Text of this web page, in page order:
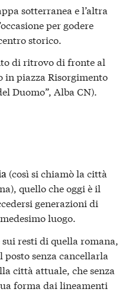
sotterranea e l’altra
per godere
storico.
di ritrovo di fronte al
piazza Risorgimento
Duomo”, Alba CN).
(così si chiamò la città
quello che oggi è il
generazioni di
luogo.
sui resti di quella romana,
senza cancellarla
città attuale, che senza
forma dai lineamenti